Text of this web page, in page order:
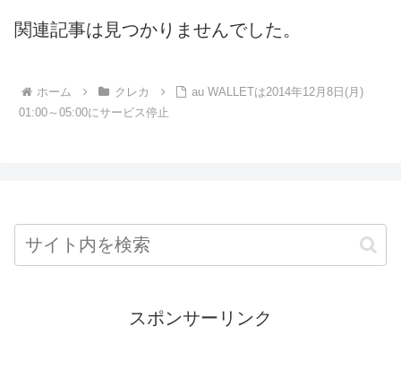
関連記事は見つかりませんでした。
ホーム クレカ
au WALLETは2014年12月8日(月)
01:00～05:00にサービス停止
スポンサーリンク